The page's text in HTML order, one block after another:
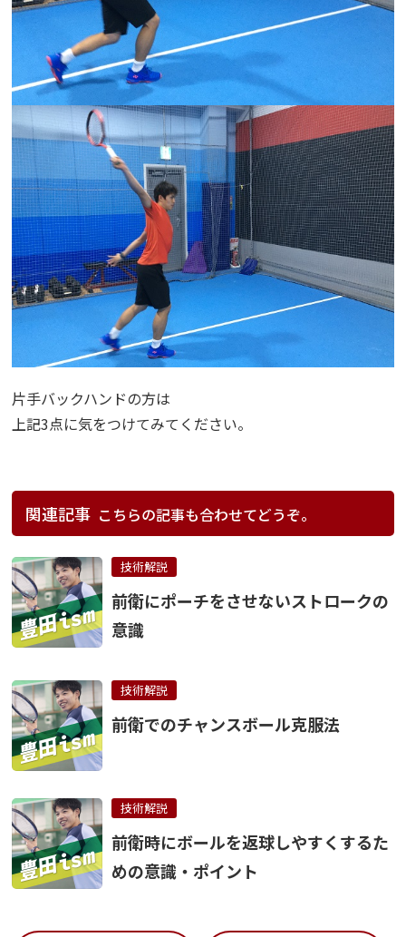
片手バックハンドの方は
上記3点に気をつけてみてください。
関連記事 こちらの記事も合わせてどうぞ。
技術解説
前衛にポーチをさせないストロークの
意識
技術解説
前衛でのチャンスボール克服法
技術解説
前衛時にボールを返球しやすくするた
めの意識・ポイント